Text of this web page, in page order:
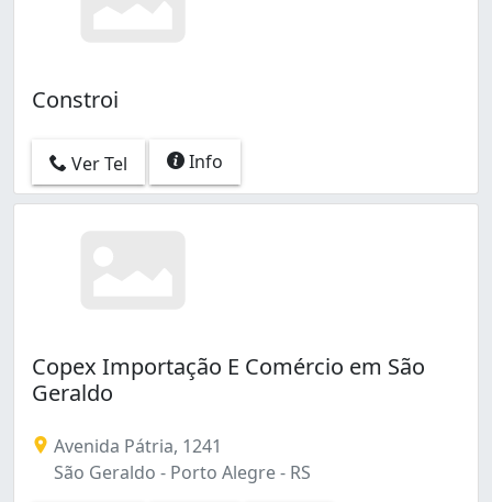
Constroi
Ver Tel Info
Copex Importação E Comércio em São
Geraldo
Avenida Pátria, 1241
São Geraldo - Porto Alegre - RS